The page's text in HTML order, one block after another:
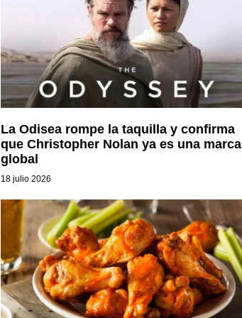
La Odisea rompe la taquilla y confirma
que Christopher Nolan ya es una marca
global
18 julio 2026